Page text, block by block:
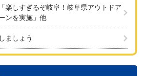
楽しすぎるぞ岐阜！岐阜県アウトドア
ンを実施」他
ましょう